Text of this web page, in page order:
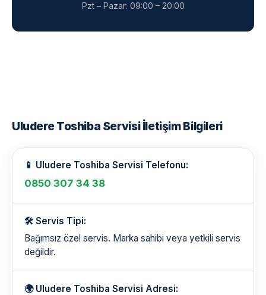
Pzt – Pazar: 09:00 – 20:00
Uludere Toshiba Servisi İletişim Bilgileri
📱 Uludere Toshiba Servisi Telefonu:
0850 307 34 38
🛠️ Servis Tipi:
Bağımsız özel servis. Marka sahibi veya yetkili servis
değildir.
🌍 Uludere Toshiba Servisi Adresi: